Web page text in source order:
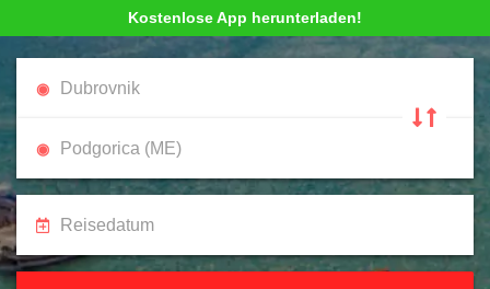
Kostenlose App herunterladen!